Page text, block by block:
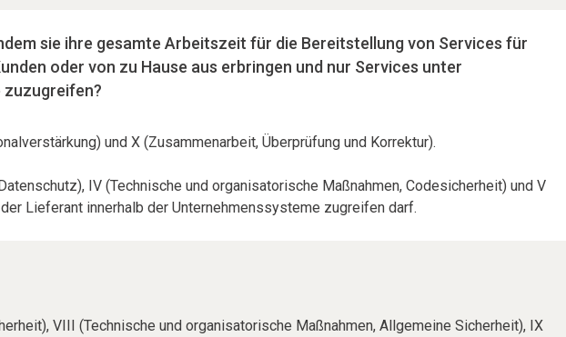
sie ihre gesamte Arbeitszeit für die Bereitstellung von Services für
oder von zu Hause aus erbringen und nur Services unter
zuzugreifen?
und X (Zusammenarbeit, Überprüfung und Korrektur).
IV (Technische und organisatorische Maßnahmen, Codesicherheit) und V
Lieferant innerhalb der Unternehmenssysteme zugreifen darf.
VIII (Technische und organisatorische Maßnahmen, Allgemeine Sicherheit), IX